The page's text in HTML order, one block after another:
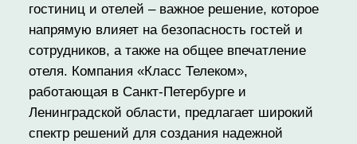
гостиниц и отелей – важное решение, которое
напрямую влияет на безопасность гостей и
сотрудников, а также на общее впечатление
отеля. Компания «Класс Телеком»,
работающая в Санкт-Петербурге и
Ленинградской области, предлагает широкий
спектр решений для создания надежной